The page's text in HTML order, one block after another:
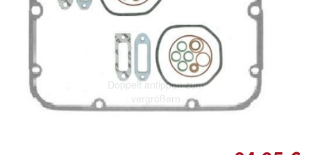
Doppelt antippen zum
vergrößern